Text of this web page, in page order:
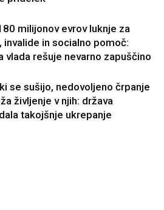
milijonov evrov luknje za
invalide in socialno pomoč:
vlada rešuje nevarno zapuščino
se sušijo, nedovoljeno črpanje
življenje v njih: država
takojšnje ukrepanje